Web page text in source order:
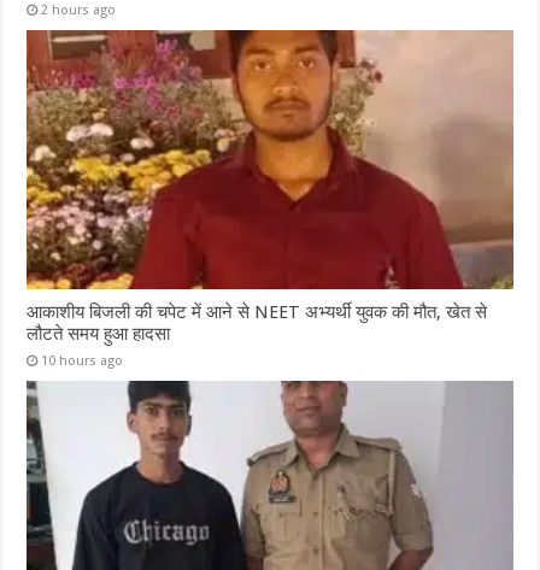
2 hours ago
आकाशीय बिजली की चपेट में आने से NEET अभ्यर्थी युवक की मौत, खेत से
लौटते समय हुआ हादसा
10 hours ago